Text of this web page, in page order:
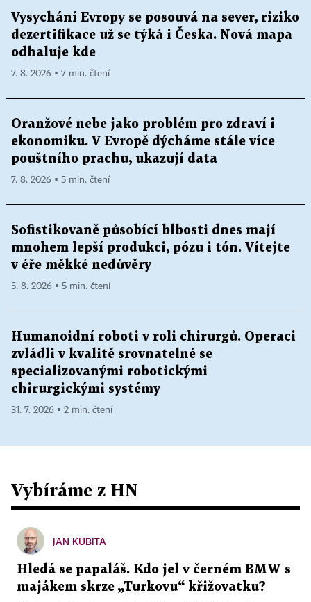
Vysychání Evropy se posouvá na sever, riziko
dezertifikace už se týká i Česka. Nová mapa
odhaluje kde
7. 8. 2026 ▪ 7 min. čtení
Oranžové nebe jako problém pro zdraví i
ekonomiku. V Evropě dýcháme stále více
pouštního prachu, ukazují data
7. 8. 2026 ▪ 5 min. čtení
Sofistikovaně působící blbosti dnes mají
mnohem lepší produkci, pózu i tón. Vítejte
v éře měkké nedůvěry
5. 8. 2026 ▪ 5 min. čtení
Humanoidní roboti v roli chirurgů. Operaci
zvládli v kvalitě srovnatelné se
specializovanými robotickými
chirurgickými systémy
31. 7. 2026 ▪ 2 min. čtení
Vybíráme z HN
JAN KUBITA
Hledá se papaláš. Kdo jel v černém BMW s
majákem skrze „Turkovu“ křižovatku?